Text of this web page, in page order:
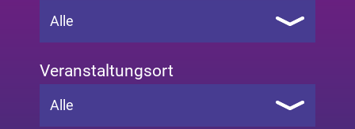
Alle
Veranstaltungsort
Alle